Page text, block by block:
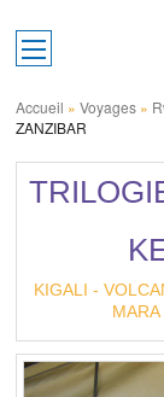
Toggle main
Accueil » Voyages »
ZANZIBAR
KIGALI -